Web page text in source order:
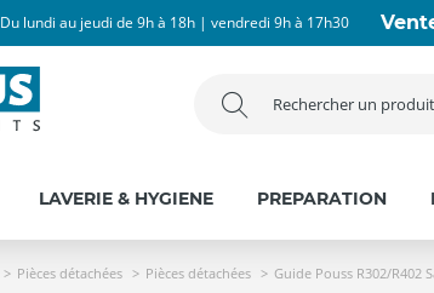
Du lundi au jeudi de 9h à 18h | vendredi 9h à 17h30
LAVERIE & HYGIENE PREPARATION
Pièces détachées Pièces détachées Guide Pouss R302/R402